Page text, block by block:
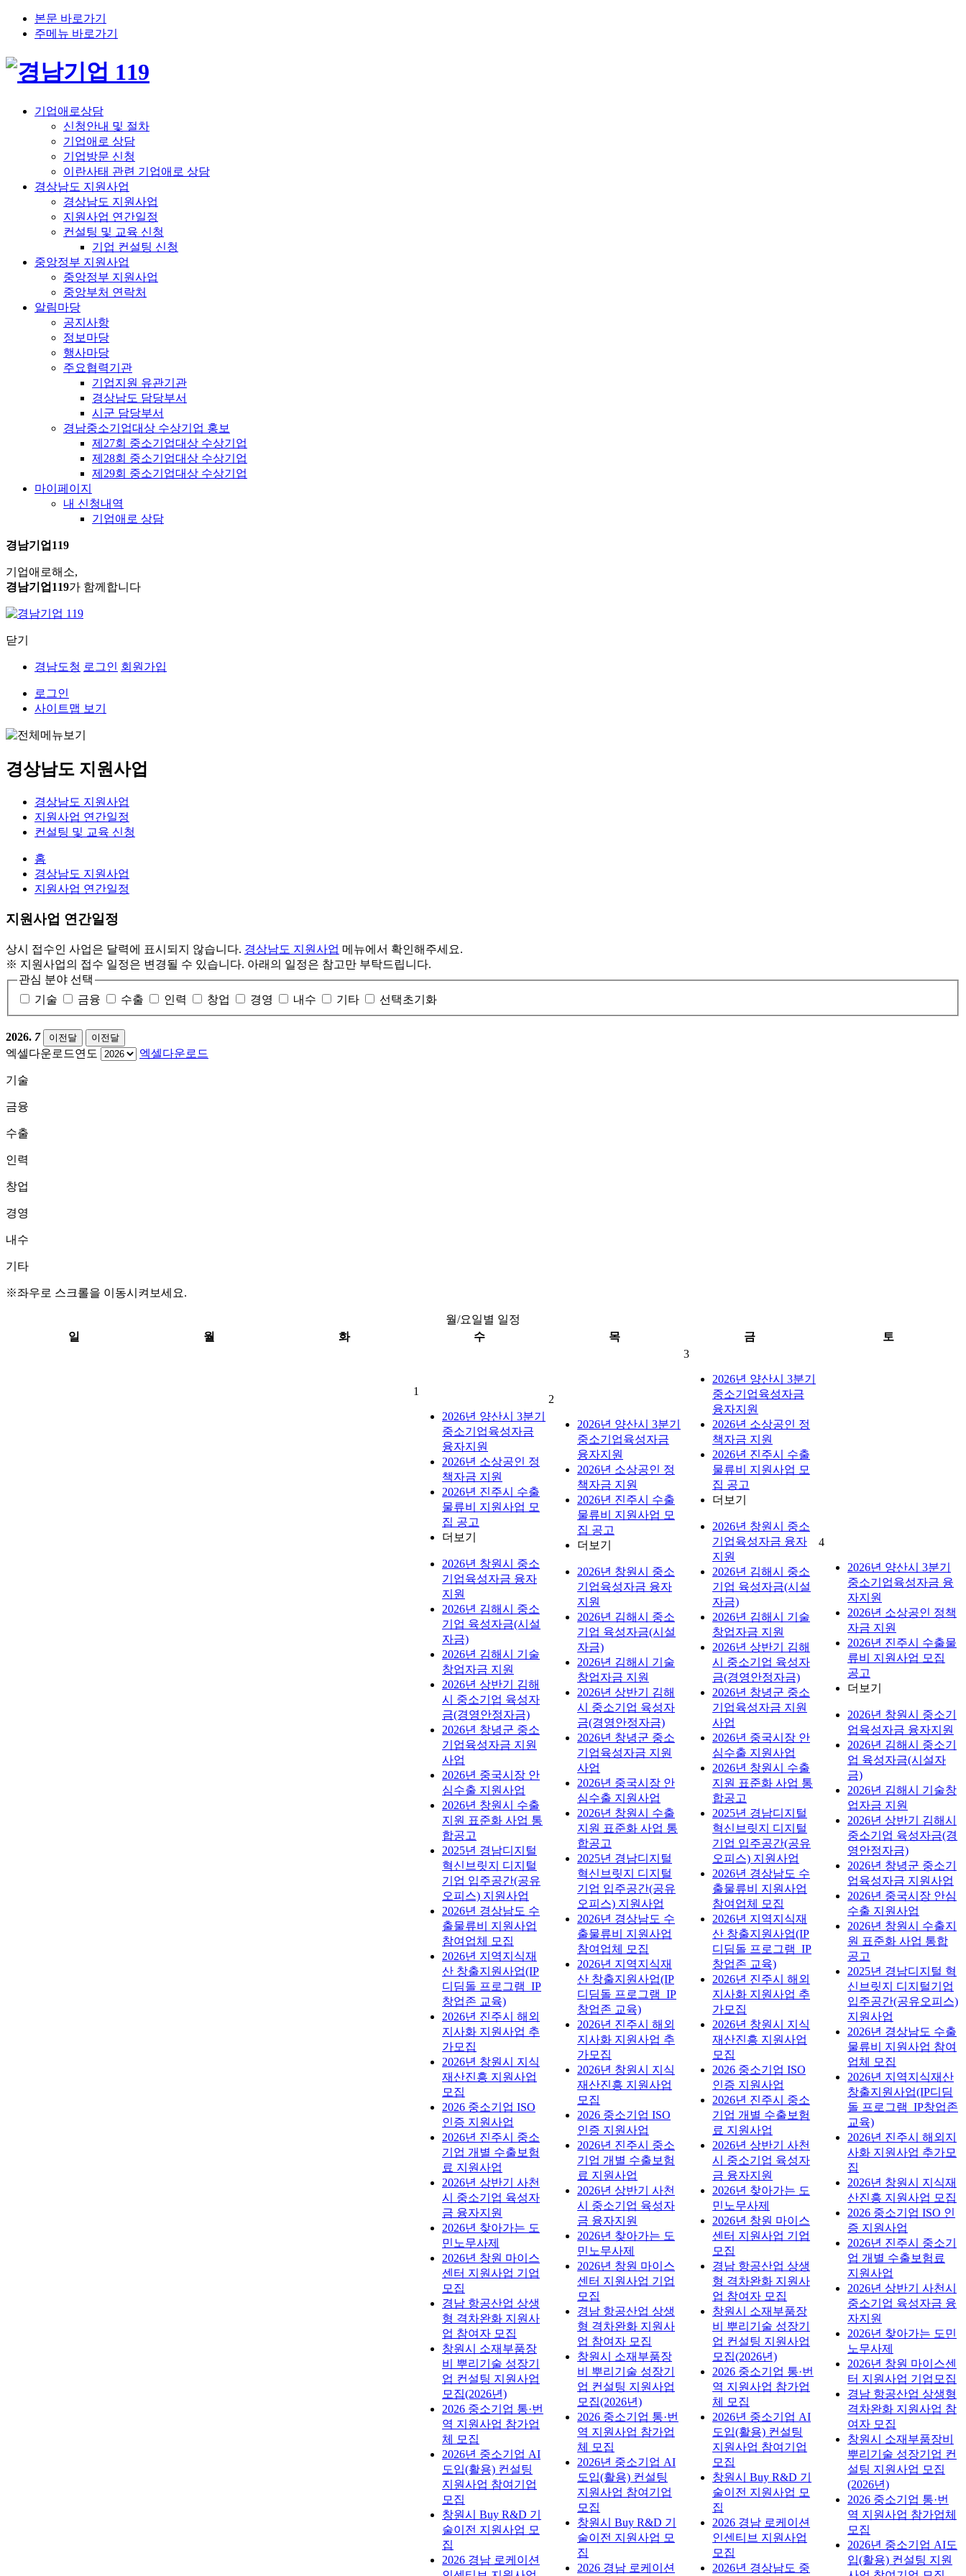
본문 바로가기
주메뉴 바로가기
기업애로상담
신청안내 및 절차
기업애로 상담
기업방문 신청
이란사태 관련 기업애로 상담
경상남도 지원사업
경상남도 지원사업
지원사업 연간일정
컨설팅 및 교육 신청
기업 컨설팅 신청
중앙정부 지원사업
중앙정부 지원사업
중앙부처 연락처
알림마당
공지사항
정보마당
행사마당
주요협력기관
기업지원 유관기관
경상남도 담당부서
시군 담당부서
경남중소기업대상 수상기업 홍보
제27회 중소기업대상 수상기업
제28회 중소기업대상 수상기업
제29회 중소기업대상 수상기업
마이페이지
내 신청내역
기업애로 상담
경남기업119
기업애로해소,
경남기업119가 함께합니다
닫기
경남도청 로그인 회원가입
로그인
사이트맵 보기
경상남도 지원사업
경상남도 지원사업
지원사업 연간일정
컨설팅 및 교육 신청
홈
경상남도 지원사업
지원사업 연간일정
지원사업 연간일정
상시 접수인 사업은 달력에 표시되지 않습니다. 경상남도 지원사업 메뉴에서 확인해주세요.
※ 지원사업의 접수 일정은 변경될 수 있습니다. 아래의 일정은 참고만 부탁드립니다.
관심 분야 선택
기술
금융 수출 인력 창업 경영 내수 기타 선택초기화
2026. 7 이전달 이전달
엑셀다운로드연도 엑셀다운로드
기술
금융
수출
인력
창업
경영
내수
기타
※좌우로 스크롤을 이동시켜보세요.
월/요일별 일정
일
월 화 수 목 금 토
1
2026년 양산시 3분기
중소기업육성자금
융자지원
2026년 소상공인 정
책자금 지원
2026년 진주시 수출
물류비 지원사업 모
집 공고
더보기
2026년 창원시 중소
기업육성자금 융자
지원
2026년 김해시 중소
기업 육성자금(시설
자금)
2026년 김해시 기술
창업자금 지원
2026년 상반기 김해
시 중소기업 육성자
금(경영안정자금)
2026년 창녕군 중소
기업육성자금 지원
사업
2026년 중국시장 안
심수출 지원사업
2026년 창원시 수출
지원 표준화 사업 통
합공고
2025년 경남디지털
혁신브릿지 디지털
기업 입주공간(공유
오피스) 지원사업
2026년 경상남도 수
출물류비 지원사업
참여업체 모집
2026년 지역지식재
산 창출지원사업(IP
디딤돌 프로그램_IP
창업존 교육)
2026년 진주시 해외
지사화 지원사업 추
가모집
2026년 창원시 지식
재산진흥 지원사업
모집
2026 중소기업 ISO
인증 지원사업
2026년 진주시 중소
기업 개별 수출보험
료 지원사업
2026년 상반기 사천
시 중소기업 육성자
금 융자지원
2026년 찾아가는 도
민노무사제
2026년 창원 마이스
센터 지원사업 기업
모집
경남 항공산업 상생
형 격차완화 지원사
업 참여자 모집
창원시 소재부품장
비 뿌리기술 성장기
업 컨설팅 지원사업
모집(2026년)
2026 중소기업 통·번
역 지원사업 참가업
체 모집
2026년 중소기업 AI
도입(활용) 컨설팅
지원사업 참여기업
모집
창원시 Buy R&D 기
술이전 지원사업 모
집
2026 경남 로케이션
2
2026년 양산시 3분기
중소기업육성자금
융자지원
2026년 소상공인 정
책자금 지원
2026년 진주시 수출
물류비 지원사업 모
집 공고
더보기
2026년 창원시 중소
기업육성자금 융자
지원
2026년 김해시 중소
기업 육성자금(시설
자금)
2026년 김해시 기술
창업자금 지원
2026년 상반기 김해
시 중소기업 육성자
금(경영안정자금)
2026년 창녕군 중소
기업육성자금 지원
사업
2026년 중국시장 안
심수출 지원사업
2026년 창원시 수출
지원 표준화 사업 통
합공고
2025년 경남디지털
혁신브릿지 디지털
기업 입주공간(공유
오피스) 지원사업
2026년 경상남도 수
출물류비 지원사업
참여업체 모집
2026년 지역지식재
산 창출지원사업(IP
디딤돌 프로그램_IP
창업존 교육)
2026년 진주시 해외
지사화 지원사업 추
가모집
2026년 창원시 지식
재산진흥 지원사업
모집
2026 중소기업 ISO
인증 지원사업
2026년 진주시 중소
기업 개별 수출보험
료 지원사업
2026년 상반기 사천
시 중소기업 육성자
금 융자지원
2026년 찾아가는 도
민노무사제
2026년 창원 마이스
센터 지원사업 기업
모집
경남 항공산업 상생
형 격차완화 지원사
업 참여자 모집
창원시 소재부품장
비 뿌리기술 성장기
업 컨설팅 지원사업
모집(2026년)
2026 중소기업 통·번
역 지원사업 참가업
체 모집
2026년 중소기업 AI
도입(활용) 컨설팅
지원사업 참여기업
모집
창원시 Buy R&D 기
술이전 지원사업 모
집
2026 경남 로케이션
3
2026년 양산시 3분기
중소기업육성자금
융자지원
2026년 소상공인 정
책자금 지원
2026년 진주시 수출
물류비 지원사업 모
집 공고
더보기
2026년 창원시 중소
기업육성자금 융자
지원
2026년 김해시 중소
기업 육성자금(시설
자금)
2026년 김해시 기술
창업자금 지원
2026년 상반기 김해
시 중소기업 육성자
금(경영안정자금)
2026년 창녕군 중소
기업육성자금 지원
사업
2026년 중국시장 안
심수출 지원사업
2026년 창원시 수출
지원 표준화 사업 통
합공고
2025년 경남디지털
혁신브릿지 디지털
기업 입주공간(공유
오피스) 지원사업
2026년 경상남도 수
출물류비 지원사업
참여업체 모집
2026년 지역지식재
산 창출지원사업(IP
디딤돌 프로그램_IP
창업존 교육)
2026년 진주시 해외
지사화 지원사업 추
가모집
2026년 창원시 지식
재산진흥 지원사업
모집
2026 중소기업 ISO
인증 지원사업
2026년 진주시 중소
기업 개별 수출보험
료 지원사업
2026년 상반기 사천
시 중소기업 육성자
금 융자지원
2026년 찾아가는 도
민노무사제
2026년 창원 마이스
센터 지원사업 기업
모집
경남 항공산업 상생
형 격차완화 지원사
업 참여자 모집
창원시 소재부품장
비 뿌리기술 성장기
업 컨설팅 지원사업
모집(2026년)
2026 중소기업 통·번
역 지원사업 참가업
체 모집
2026년 중소기업 AI
도입(활용) 컨설팅
지원사업 참여기업
모집
창원시 Buy R&D 기
술이전 지원사업 모
집
2026 경남 로케이션
인센티브 지원사업
모집
2026년 경상남도 중
4
2026년 양산시 3분기
중소기업육성자금 융
자지원
2026년 소상공인 정책
자금 지원
2026년 진주시 수출물
류비 지원사업 모집
공고
더보기
2026년 창원시 중소기
업육성자금 융자지원
2026년 김해시 중소기
업 육성자금(시설자
금)
2026년 김해시 기술창
업자금 지원
2026년 상반기 김해시
중소기업 육성자금(경
영안정자금)
2026년 창녕군 중소기
업육성자금 지원사업
2026년 중국시장 안심
수출 지원사업
2026년 창원시 수출지
원 표준화 사업 통합
공고
2025년 경남디지털 혁
신브릿지 디지털기업
입주공간(공유오피스)
지원사업
2026년 경상남도 수출
물류비 지원사업 참여
업체 모집
2026년 지역지식재산
창출지원사업(IP디딤
돌 프로그램_IP창업존
교육)
2026년 진주시 해외지
사화 지원사업 추가모
집
2026년 창원시 지식재
산진흥 지원사업 모집
2026 중소기업 ISO 인
증 지원사업
2026년 진주시 중소기
업 개별 수출보험료
지원사업
2026년 상반기 사천시
중소기업 육성자금 융
자지원
2026년 찾아가는 도민
노무사제
2026년 창원 마이스센
터 지원사업 기업모집
경남 항공산업 상생형
격차완화 지원사업 참
여자 모집
창원시 소재부품장비
뿌리기술 성장기업 컨
설팅 지원사업 모집
(2026년)
2026 중소기업 통·번
역 지원사업 참가업체
모집
2026년 중소기업 AI도
입(활용) 컨설팅 지원